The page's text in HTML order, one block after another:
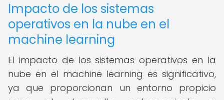
Impacto de los sistemas
operativos en la nube en el
machine learning
El impacto de los sistemas operativos en la
nube en el machine learning es significativo,
ya que proporcionan un entorno propicio